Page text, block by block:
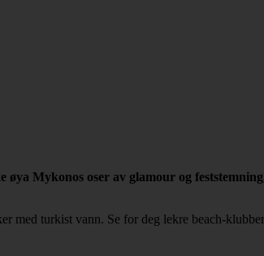
Mykonos oser av glamour og
med turkist vann. Se for deg lekre beach-